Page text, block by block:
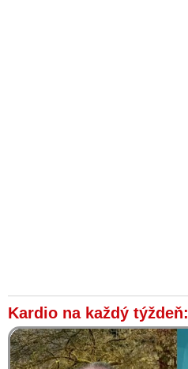
Kardio na každý týždeň: